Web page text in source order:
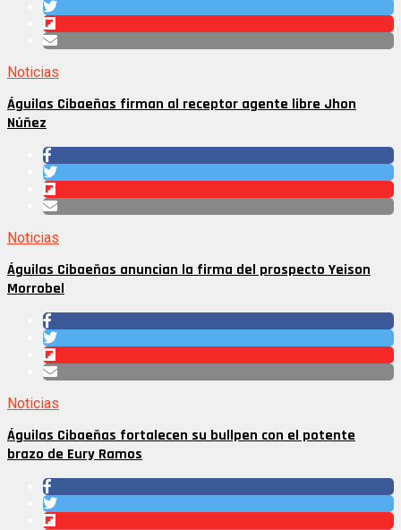
Noticias
Águilas Cibaeñas firman al receptor agente libre Jhon
Núñez
Noticias
Águilas Cibaeñas anuncian la firma del prospecto Yeison
Morrobel
Noticias
Águilas Cibaeñas fortalecen su bullpen con el potente
brazo de Eury Ramos